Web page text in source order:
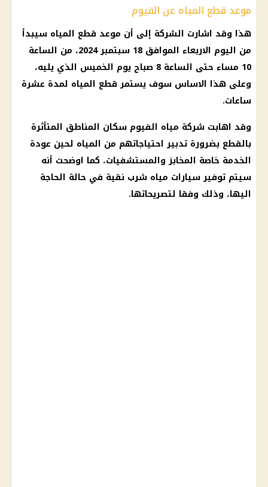
موعد قطع المياه عن الفيوم
هذا وقد اشارت الشركة إلى أن موعد قطع المياه سيبدأ
من اليوم الاربعاء الموافق 18 سبتمبر 2024، من الساعة
10 مساء حتى الساعة 8 صباح يوم الخميس الذي يليه،
وعلى هذا الاساس سوف يستمر قطع المياه لمدة عشرة
ساعات.
وقد اهابت شركة مياه الفيوم سكان المناطق المتأثرة
بالقطع بضرورة تدبير احتياجاتهم من المياه لحين عودة
الخدمة خاصة المخابز والمستشفيات، كما اوضحت أنه
سيتم توفير سيارات مياه شرب نقية في حالة الحاجة
اليها، وذلك وفقا لتصريحاتها.